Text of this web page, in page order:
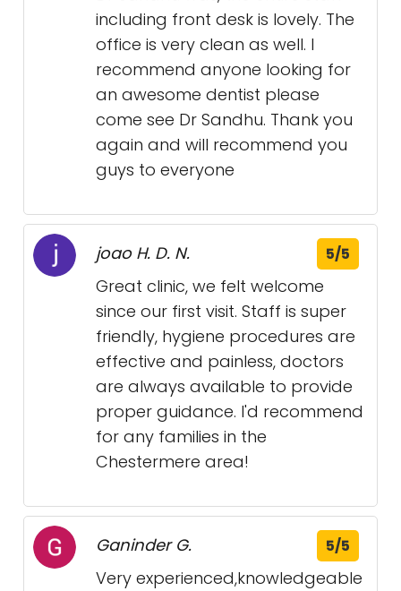
including front desk is lovely. The
office is very clean as well. I
recommend anyone looking for
an awesome dentist please
come see Dr Sandhu. Thank you
again and will recommend you
guys to everyone
joao H. D. N. 5/5
Great clinic, we felt welcome
since our first visit. Staff is super
friendly, hygiene procedures are
effective and painless, doctors
are always available to provide
proper guidance. I'd recommend
for any families in the
Chestermere area!
Ganinder G. 5/5
Very experienced,knowledgeable